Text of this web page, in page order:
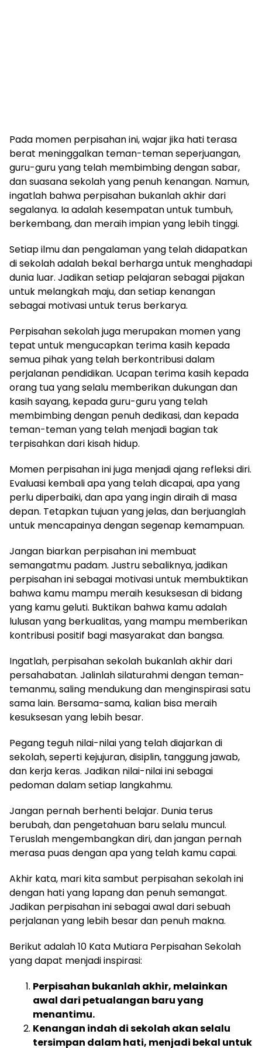
Pada momen perpisahan ini, wajar jika hati terasa
berat meninggalkan teman-teman seperjuangan,
guru-guru yang telah membimbing dengan sabar,
dan suasana sekolah yang penuh kenangan. Namun,
ingatlah bahwa perpisahan bukanlah akhir dari
segalanya. Ia adalah kesempatan untuk tumbuh,
berkembang, dan meraih impian yang lebih tinggi.
Setiap ilmu dan pengalaman yang telah didapatkan
di sekolah adalah bekal berharga untuk menghadapi
dunia luar. Jadikan setiap pelajaran sebagai pijakan
untuk melangkah maju, dan setiap kenangan
sebagai motivasi untuk terus berkarya.
Perpisahan sekolah juga merupakan momen yang
tepat untuk mengucapkan terima kasih kepada
semua pihak yang telah berkontribusi dalam
perjalanan pendidikan. Ucapan terima kasih kepada
orang tua yang selalu memberikan dukungan dan
kasih sayang, kepada guru-guru yang telah
membimbing dengan penuh dedikasi, dan kepada
teman-teman yang telah menjadi bagian tak
terpisahkan dari kisah hidup.
Momen perpisahan ini juga menjadi ajang refleksi diri.
Evaluasi kembali apa yang telah dicapai, apa yang
perlu diperbaiki, dan apa yang ingin diraih di masa
depan. Tetapkan tujuan yang jelas, dan berjuanglah
untuk mencapainya dengan segenap kemampuan.
Jangan biarkan perpisahan ini membuat
semangatmu padam. Justru sebaliknya, jadikan
perpisahan ini sebagai motivasi untuk membuktikan
bahwa kamu mampu meraih kesuksesan di bidang
yang kamu geluti. Buktikan bahwa kamu adalah
lulusan yang berkualitas, yang mampu memberikan
kontribusi positif bagi masyarakat dan bangsa.
Ingatlah, perpisahan sekolah bukanlah akhir dari
persahabatan. Jalinlah silaturahmi dengan teman-
temanmu, saling mendukung dan menginspirasi satu
sama lain. Bersama-sama, kalian bisa meraih
kesuksesan yang lebih besar.
Pegang teguh nilai-nilai yang telah diajarkan di
sekolah, seperti kejujuran, disiplin, tanggung jawab,
dan kerja keras. Jadikan nilai-nilai ini sebagai
pedoman dalam setiap langkahmu.
Jangan pernah berhenti belajar. Dunia terus
berubah, dan pengetahuan baru selalu muncul.
Teruslah mengembangkan diri, dan jangan pernah
merasa puas dengan apa yang telah kamu capai.
Akhir kata, mari kita sambut perpisahan sekolah ini
dengan hati yang lapang dan penuh semangat.
Jadikan perpisahan ini sebagai awal dari sebuah
perjalanan yang lebih besar dan penuh makna.
Berikut adalah 10 Kata Mutiara Perpisahan Sekolah
yang dapat menjadi inspirasi:
Perpisahan bukanlah akhir, melainkan
awal dari petualangan baru yang
menantimu.
Kenangan indah di sekolah akan selalu
tersimpan dalam hati, menjadi bekal untuk